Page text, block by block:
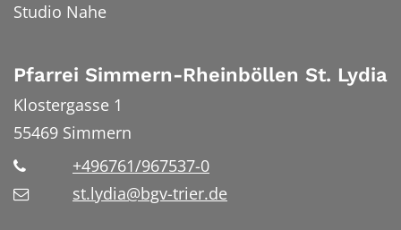
Studio Nahe
Pfarrei Simmern-Rheinböllen St. Lydia
Klostergasse 1
55469 Simmern
+496761/967537-0
st.lydia@bgv-trier.de